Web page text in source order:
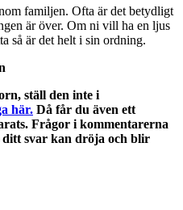
familjen. Ofta är det betydligt
är över. Om ni vill ha en ljus
så är det helt i sin ordning.
ställ den inte i
här. Då får du även ett
Frågor i kommentarerna
ditt svar kan dröja och blir